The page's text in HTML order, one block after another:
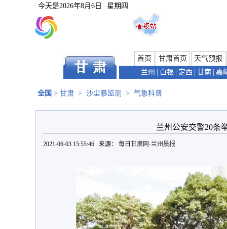
今天是2026年8月6日 星期四
首页 甘肃首页
天气预报
兰州
白银 定西 甘南 嘉
全国 > 甘肃 > 沙尘暴监测 > 气象科普
兰州公安交警20条
2021-06-03 15:55:46 来源： 每日甘肃网-兰州晨报